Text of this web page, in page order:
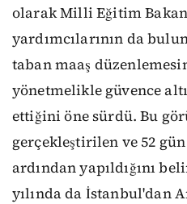
olarak Milli Eğitim
yardımcılarının da
taban maaş
yönetmelikle güvence
ettiğini öne sürdü. Bu
gerçekleştirilen ve 52
ardından yapıldığını
yılında da İstanbul'dan